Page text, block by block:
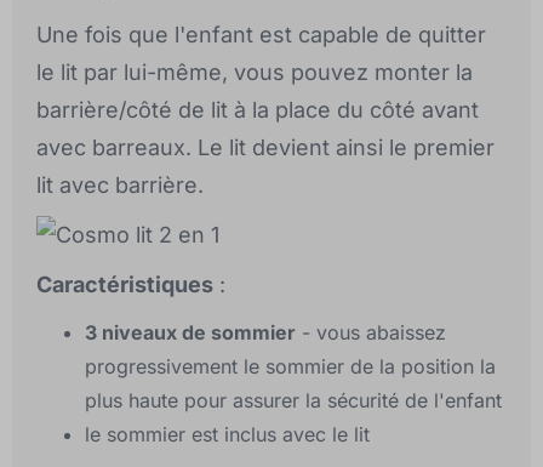
Une fois que l'enfant est capable de quitter
le lit par lui-même, vous pouvez monter la
barrière/côté de lit à la place du côté avant
avec barreaux. Le lit devient ainsi le premier
lit avec barrière.
Caractéristiques :
3 niveaux de sommier - vous abaissez
progressivement le sommier de la position la
plus haute pour assurer la sécurité de l'enfant
le sommier est inclus avec le lit